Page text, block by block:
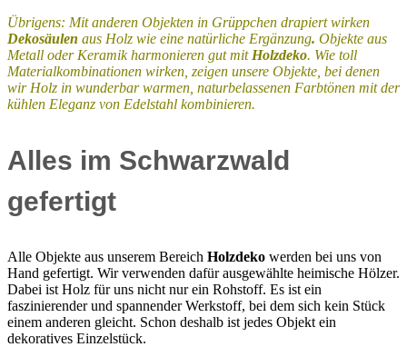
Übrigens: Mit anderen Objekten in Grüppchen drapiert wirken
Dekosäulen aus Holz wie eine natürliche Ergänzung. Objekte aus
Metall oder Keramik harmonieren gut mit Holzdeko. Wie toll
Materialkombinationen wirken, zeigen unsere Objekte, bei denen
wir Holz in wunderbar warmen, naturbelassenen Farbtönen mit der
kühlen Eleganz von Edelstahl kombinieren.
Alles im Schwarzwald
gefertigt
Alle Objekte aus unserem Bereich Holzdeko werden bei uns von
Hand gefertigt. Wir verwenden dafür ausgewählte heimische Hölzer.
Dabei ist Holz für uns nicht nur ein Rohstoff. Es ist ein
faszinierender und spannender Werkstoff, bei dem sich kein Stück
einem anderen gleicht. Schon deshalb ist jedes Objekt ein
dekoratives Einzelstück.